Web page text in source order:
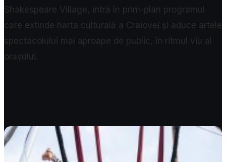
Shakespeare Village, intră în prim-plan programul
care extinde harta culturală a Craiovei și aduce artele
spectacolului mai aproape de public, în ritmul viu al
orașului.